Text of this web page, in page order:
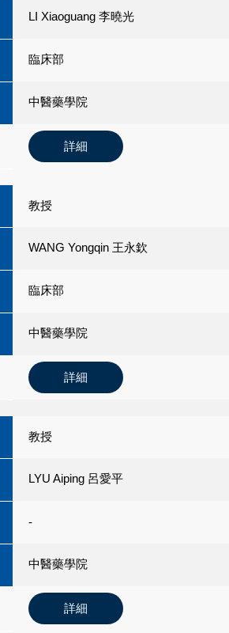
LI Xiaoguang 李曉光
臨床部
中醫藥學院
詳細
教授
WANG Yongqin 王永欽
臨床部
中醫藥學院
詳細
教授
LYU Aiping 呂愛平
-
中醫藥學院
詳細